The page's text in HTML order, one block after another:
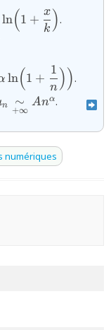
ln(1 +
k
x ).
ln(1 +
n
1 )).
{\sim}
n
+∞
∼ Anα.
numériques